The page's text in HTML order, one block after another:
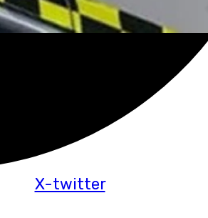
X-twitter